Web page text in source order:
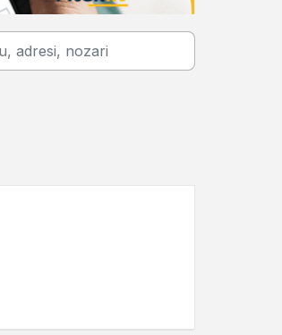
Sigulda/Auto remonts, apkope